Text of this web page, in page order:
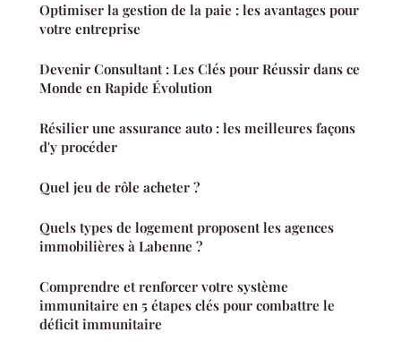
Optimiser la gestion de la paie : les avantages pour
votre entreprise
Devenir Consultant : Les Clés pour Réussir dans ce
Monde en Rapide Évolution
Résilier une assurance auto : les meilleures façons
d'y procéder
Quel jeu de rôle acheter ?
Quels types de logement proposent les agences
immobilières à Labenne ?
Comprendre et renforcer votre système
immunitaire en 5 étapes clés pour combattre le
déficit immunitaire